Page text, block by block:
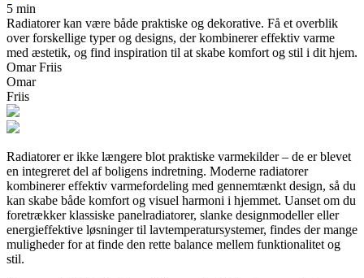
5 min
Radiatorer kan være både praktiske og dekorative. Få et overblik
over forskellige typer og designs, der kombinerer effektiv varme
med æstetik, og find inspiration til at skabe komfort og stil i dit hjem.
Omar Friis
Omar
Friis
Radiatorer er ikke længere blot praktiske varmekilder – de er blevet
en integreret del af boligens indretning. Moderne radiatorer
kombinerer effektiv varmefordeling med gennemtænkt design, så du
kan skabe både komfort og visuel harmoni i hjemmet. Uanset om du
foretrækker klassiske panelradiatorer, slanke designmodeller eller
energieffektive løsninger til lavtemperatursystemer, findes der mange
muligheder for at finde den rette balance mellem funktionalitet og
stil.